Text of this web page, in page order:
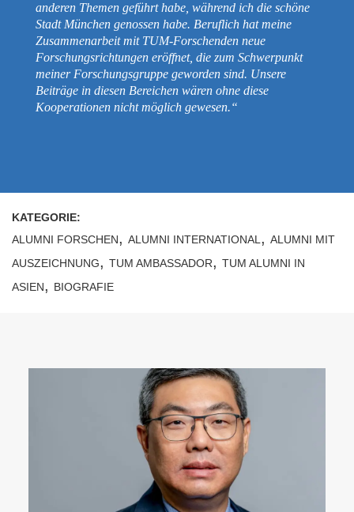
anderen Themen geführt habe, während ich die schöne
Stadt München genossen habe. Beruflich hat meine
Zusammenarbeit mit TUM-Forschenden neue
Forschungsrichtungen eröffnet, die zum Schwerpunkt
meiner Forschungsgruppe geworden sind. Unsere
Beiträge in diesen Bereichen wären ohne diese
Kooperationen nicht möglich gewesen.“
KATEGORIE:
ALUMNI FORSCHEN, ALUMNI INTERNATIONAL, ALUMNI MIT
AUSZEICHNUNG, TUM AMBASSADOR, TUM ALUMNI IN
ASIEN, BIOGRAFIE